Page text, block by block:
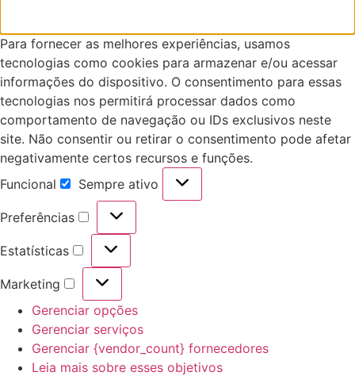
Para fornecer as melhores experiências, usamos
tecnologias como cookies para armazenar e/ou acessar
informações do dispositivo. O consentimento para essas
tecnologias nos permitirá processar dados como
comportamento de navegação ou IDs exclusivos neste
site. Não consentir ou retirar o consentimento pode afetar
negativamente certos recursos e funções.
Funcional
Funcional
Sempre ativo
Preferências
Preferências
Estatísticas
Estatísticas
Marketing
Marketing
Gerenciar opções
Gerenciar serviços
Gerenciar {vendor_count} fornecedores
Leia mais sobre esses objetivos